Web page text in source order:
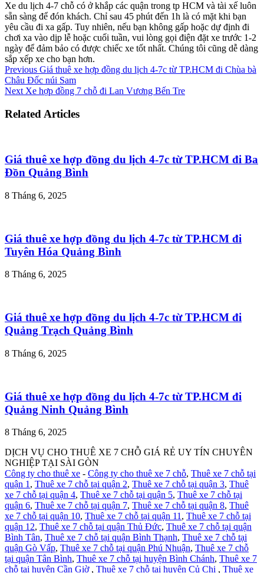
Xe du lịch 4-7 chỗ có ở khắp các quận trong tp HCM và tài xế luôn
sẵn sàng để đón khách. Chỉ sau 45 phút đến 1h là có mặt khi bạn
yêu cầu đi xa gấp. Tuy nhiên, nếu bạn không gấp hoặc dự định đi
chơi xa vào dịp lễ hoặc cuối tuần, vui lòng gọi điện đặt xe trước 1-2
ngày để đảm bảo có được chiếc xe tốt nhất. Chúng tôi cũng dễ dàng
sắp xếp xe cho bạn hơn.
Previous Giá thuê xe hợp đồng du lịch 4-7c từ TP.HCM đi Chùa bà
Châu Đốc núi Sam
Next Xe hợp đồng 7 chỗ đi Lan Vương Bến Tre
Related Articles
Giá thuê xe hợp đồng du lịch 4-7c từ TP.HCM đi Ba
Đồn Quảng Bình
8 Tháng 6, 2025
Giá thuê xe hợp đồng du lịch 4-7c từ TP.HCM đi
Tuyên Hóa Quảng Bình
8 Tháng 6, 2025
Giá thuê xe hợp đồng du lịch 4-7c từ TP.HCM đi
Quảng Trạch Quảng Bình
8 Tháng 6, 2025
Giá thuê xe hợp đồng du lịch 4-7c từ TP.HCM đi
Quảng Ninh Quảng Bình
8 Tháng 6, 2025
DỊCH VỤ CHO THUÊ XE 7 CHỖ GIÁ RẺ UY TÍN CHUYÊN
NGHIỆP TẠI SÀI GÒN
Công ty cho thuê xe - Công ty cho thuê xe 7 chỗ, Thuê xe 7 chỗ tại
quận 1 , Thuê xe 7 chỗ tại quận 2, Thuê xe 7 chỗ tại quận 3, Thuê
xe 7 chỗ tại quận 4, Thuê xe 7 chỗ tại quận 5, Thuê xe 7 chỗ tại
quận 6, Thuê xe 7 chỗ tại quận 7, Thuê xe 7 chỗ tại quận 8, Thuê
xe 7 chỗ tại quận 10, Thuê xe 7 chỗ tại quận 11 , Thuê xe 7 chỗ tại
quận 12, Thuê xe 7 chỗ tại quận Thủ Đức, Thuê xe 7 chỗ tại quận
Bình Tân, Thuê xe 7 chỗ tại quận Bình Thạnh, Thuê xe 7 chỗ tại
quận Gò Vấp, Thuê xe 7 chỗ tại quận Phú Nhuận, Thuê xe 7 chỗ
tại quận Tân Bình, Thuê xe 7 chỗ tại huyện Bình Chánh, Thuê xe 7
chỗ tại huyện Cần Giờ , Thuê xe 7 chỗ tại huyện Củ Chi , Thuê xe